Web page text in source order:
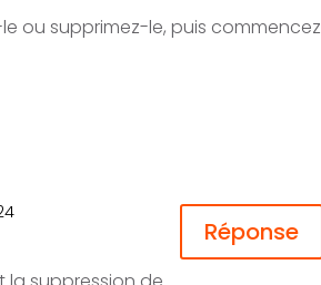
ou supprimez-le, puis commencez
Réponse